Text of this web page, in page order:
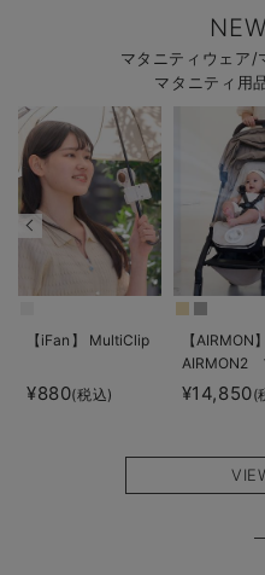
マタニティウェア
マタニティ用
【iFan】 MultiClip
¥880(税込)
【AIRMON】
AIRMON2
アム
¥14,850(